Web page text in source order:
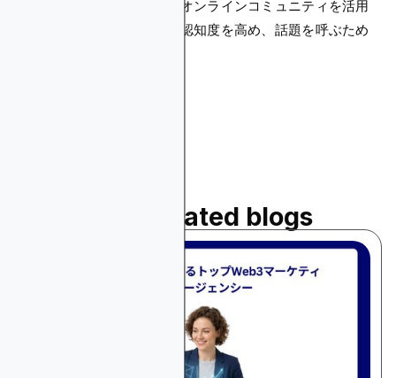
焦点を当てたフォーラム、オンラインコミュニティを活用
することは、探求に関する認知度を高め、話題を呼ぶため
Read related blogs